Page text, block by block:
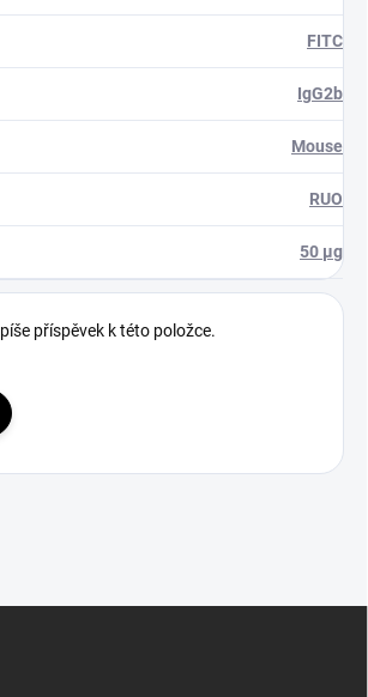
FITC
IgG2b
Mouse
RUO
50 µg
příspěvek k této položce.